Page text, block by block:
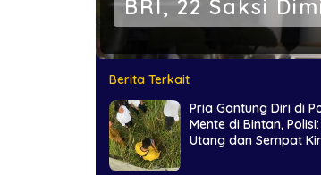
BRI, 22 Saksi
Berita Terkait
Pria Gantung Diri di
Mente di Bintan,
Utang dan Sempat